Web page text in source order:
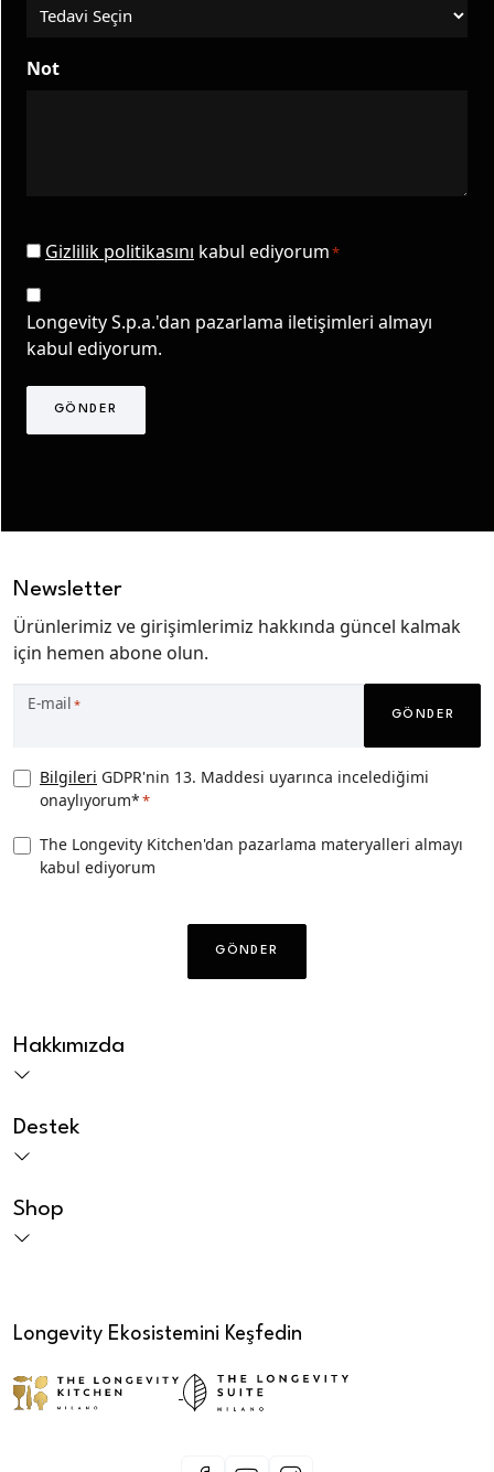
Not
Gizlilik
*
Gizlilik politikasını kabul ediyorum*
TLS
Pazarlama
Onayı
Longevity S.p.a.'dan pazarlama iletişimleri almayı
kabul ediyorum.
Newsletter
Ürünlerimiz ve girişimlerimiz hakkında güncel kalmak
için hemen abone olun.
E-mail*
GÖNDER
Privacy
Consent
Bilgileri GDPR'nin 13. Maddesi uyarınca incelediğimi
onaylıyorum**
TLK
Pazarlama
The Longevity Kitchen'dan pazarlama materyalleri almayı
kabul ediyorum
Hakkımızda
Destek
Shop
Longevity Ekosistemini Keşfedin